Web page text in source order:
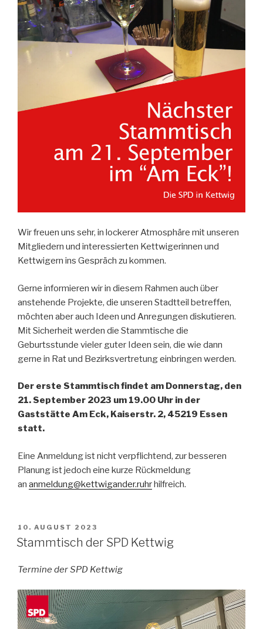
Wir freuen uns sehr, in lockerer Atmosphäre mit unseren
Mitgliedern und interessierten Kettwigerinnen und
Kettwigern ins Gespräch zu kommen.
Gerne informieren wir in diesem Rahmen auch über
anstehende Projekte, die unseren Stadtteil betreffen,
möchten aber auch Ideen und Anregungen diskutieren.
Mit Sicherheit werden die Stammtische die
Geburtsstunde vieler guter Ideen sein, die wie dann
gerne in Rat und Bezirksvertretung einbringen werden.
Der erste Stammtisch findet am Donnerstag, den
21. September 2023 um 19.00 Uhr in der
Gaststätte Am Eck, Kaiserstr. 2, 45219 Essen
statt.
Eine Anmeldung ist nicht verpflichtend, zur besseren
Planung ist jedoch eine kurze Rückmeldung
an anmeldung@kettwigander.ruhrhilfreich.
VERÖFFENTLICHT
AM
10. AUGUST 2023
Stammtisch der SPD Kettwig
Termine der SPD Kettwig